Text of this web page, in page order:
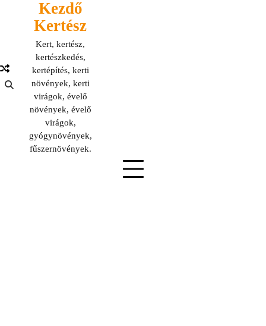
Kezdő
Kertész
Kert, kertész,
kertészkedés,
kertépítés, kerti
növények, kerti
virágok, évelő
növények, évelő
virágok,
gyógynövények,
fűszernövények.